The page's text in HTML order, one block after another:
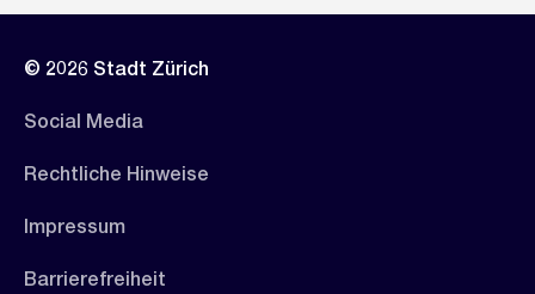
© 2026 Stadt Zürich
Social Media
Rechtliche Hinweise
Impressum
Barrierefreiheit